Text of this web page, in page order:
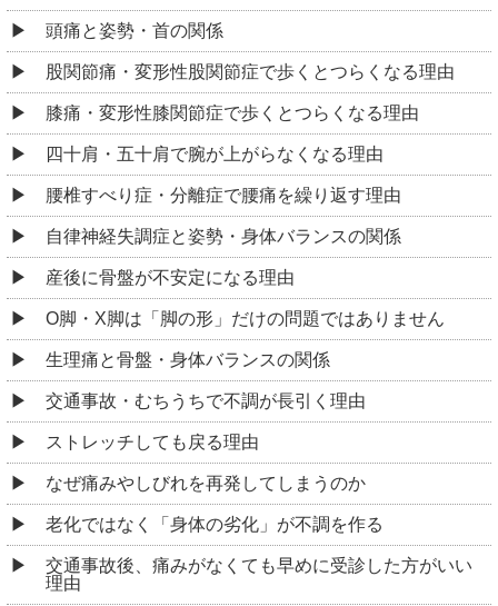
頭痛と姿勢・首の関係
股関節痛・変形性股関節症で歩くとつらくなる理由
膝痛・変形性膝関節症で歩くとつらくなる理由
四十肩・五十肩で腕が上がらなくなる理由
腰椎すべり症・分離症で腰痛を繰り返す理由
自律神経失調症と姿勢・身体バランスの関係
産後に骨盤が不安定になる理由
O脚・X脚は「脚の形」だけの問題ではありません
生理痛と骨盤・身体バランスの関係
交通事故・むちうちで不調が長引く理由
ストレッチしても戻る理由
なぜ痛みやしびれを再発してしまうのか
老化ではなく「身体の劣化」が不調を作る
交通事故後、痛みがなくても早めに受診した方がいい
理由